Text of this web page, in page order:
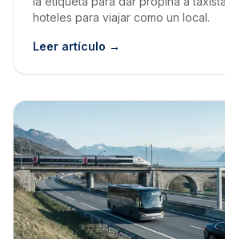
hoteles para viajar como un local.
Leer artículo →